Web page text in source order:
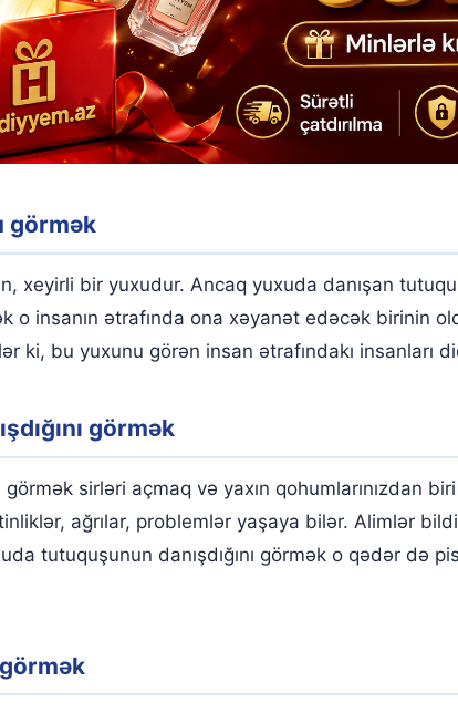
görmək
xeyirli bir yuxudur. Ancaq yuxuda danışan
o insanın ətrafında ona xəyanət edəcək birinin
ki, bu yuxunu görən insan ətrafındakı insanları
görmək
görmək sirləri açmaq və yaxın qohumlarınızdan
ağrılar, problemlər yaşaya bilər. Alimlər
tutuquşunun danışdığını görmək o qədər də